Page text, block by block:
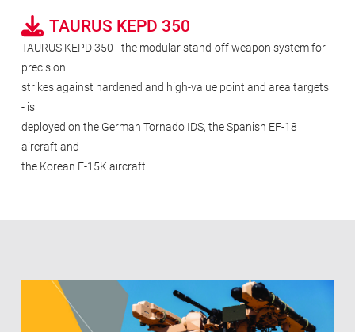
TAURUS KEPD 350
TAURUS KEPD 350 - the modular stand-off weapon system for
precision
strikes against hardened and high-value point and area targets
- is
deployed on the German Tornado IDS, the Spanish EF-18
aircraft and
the Korean F-15K aircraft.